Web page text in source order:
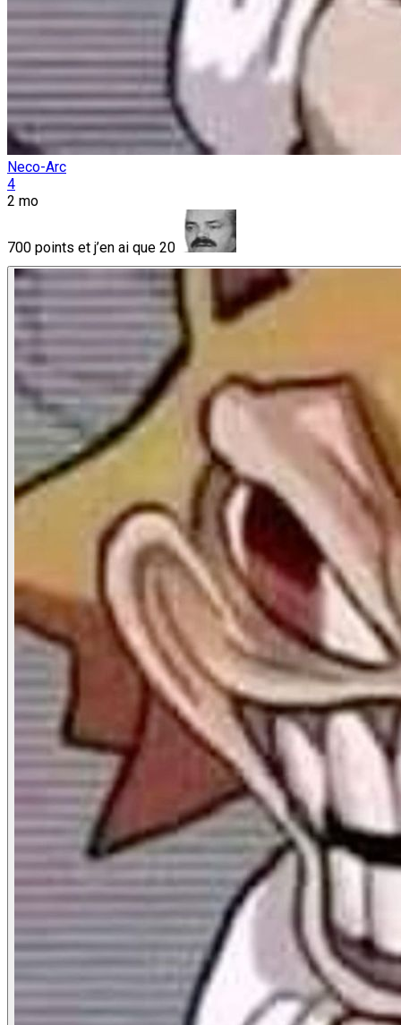
Neco-Arc
4
2 mo
700 points et j’en ai que 20